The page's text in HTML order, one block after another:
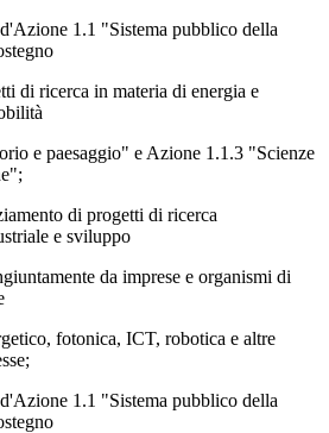
1.1 "Sistema pubblico della
di ricerca in materia di energia e
e paesaggio" e Azione 1.1.3 "Scienze
di progetti di ricerca
e sviluppo
da imprese e organismi di
fotonica, ICT, robotica e altre
1.1 "Sistema pubblico della